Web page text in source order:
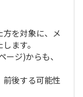
を対象に、メ
ます。
ジ)からも、
後する可能性